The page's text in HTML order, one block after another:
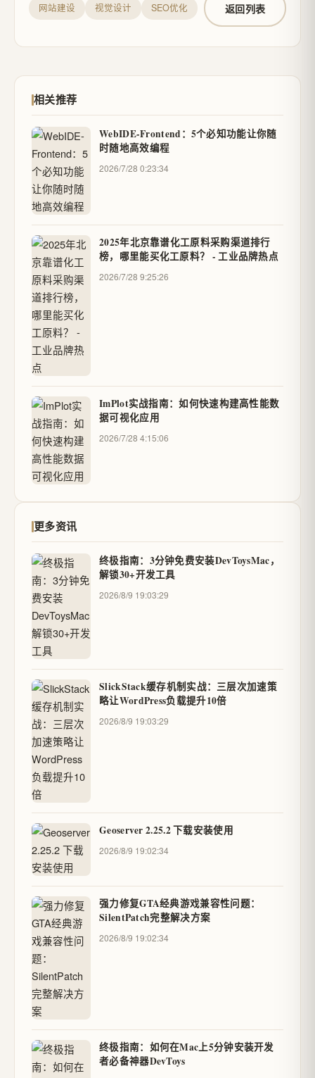
网站建设 视觉设计 SEO优化 返回列表
相关推荐
WebIDE-Frontend：5个必知功能让你随
时随地高效编程
2026/7/28 0:23:34
2025年北京靠谱化工原料采购渠道排行
榜，哪里能买化工原料？ - 工业品牌热点
2026/7/28 9:25:26
ImPlot实战指南：如何快速构建高性能数
据可视化应用
2026/7/28 4:15:06
更多资讯
终极指南：3分钟免费安装DevToysMac，
解锁30+开发工具
2026/8/9 19:03:29
SlickStack缓存机制实战：三层次加速策
略让WordPress负载提升10倍
2026/8/9 19:03:29
Geoserver 2.25.2 下载安装使用
2026/8/9 19:02:34
强力修复GTA经典游戏兼容性问题：
SilentPatch完整解决方案
2026/8/9 19:02:34
终极指南：如何在Mac上5分钟安装开发
者必备神器DevToys